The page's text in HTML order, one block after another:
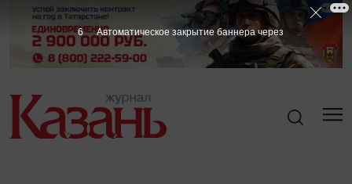
6 Автоматическое закрытие баннера через